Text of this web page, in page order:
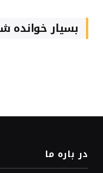
بسیار خوانده
در باره ما